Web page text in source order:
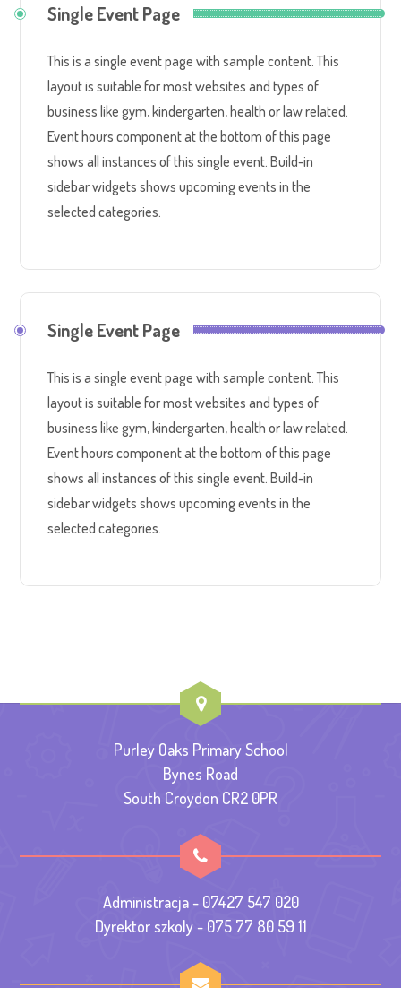
Single Event Page
This is a single event page with sample content. This
layout is suitable for most websites and types of
business like gym, kindergarten, health or law related.
Event hours component at the bottom of this page
shows all instances of this single event. Build-in
sidebar widgets shows upcoming events in the
selected categories.
Single Event Page
This is a single event page with sample content. This
layout is suitable for most websites and types of
business like gym, kindergarten, health or law related.
Event hours component at the bottom of this page
shows all instances of this single event. Build-in
sidebar widgets shows upcoming events in the
selected categories.
Purley Oaks Primary School
Bynes Road
South Croydon CR2 0PR
Administracja - 07427 547 020
Dyrektor szkoly - 075 77 80 59 11